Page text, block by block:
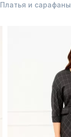
Платья и сарафаны